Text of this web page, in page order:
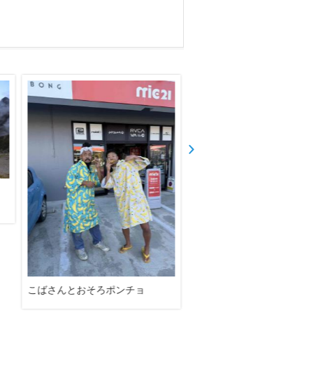
こばさんとおそろポンチョ